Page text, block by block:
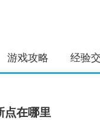
游戏攻略 经验
点在哪里